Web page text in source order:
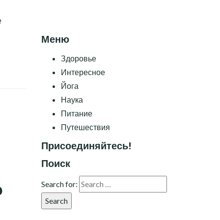
Меню
Здоровье
Интересное
Йога
Наука
Питание
Путешествия
Присоединяйтесь!
Поиск
Search for:
Search